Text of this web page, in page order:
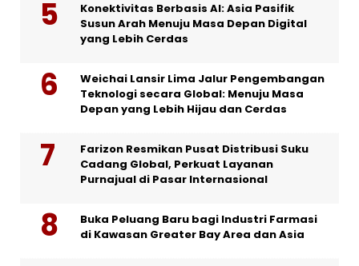
Konektivitas Berbasis AI: Asia Pasifik
Susun Arah Menuju Masa Depan Digital
yang Lebih Cerdas
Weichai Lansir Lima Jalur Pengembangan
Teknologi secara Global: Menuju Masa
Depan yang Lebih Hijau dan Cerdas
Farizon Resmikan Pusat Distribusi Suku
Cadang Global, Perkuat Layanan
Purnajual di Pasar Internasional
Buka Peluang Baru bagi Industri Farmasi
di Kawasan Greater Bay Area dan Asia